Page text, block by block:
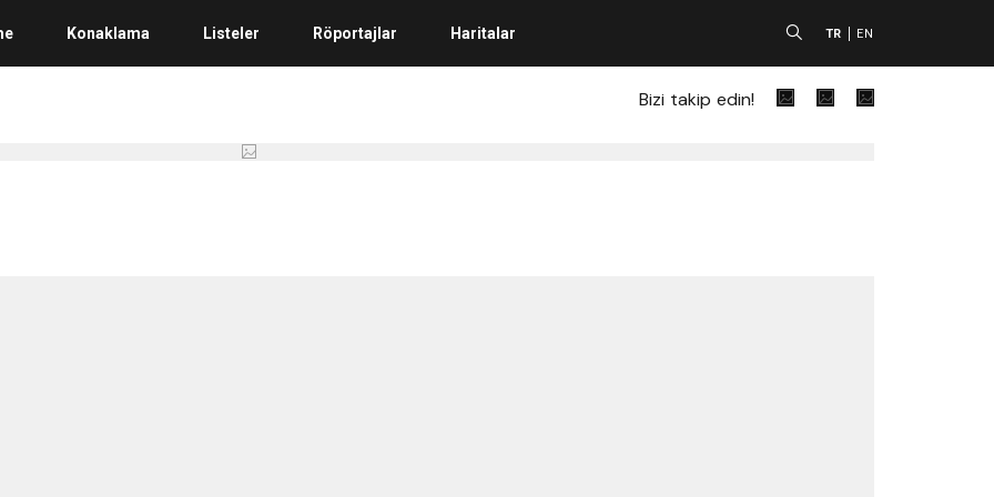
Konaklama Listeler Röportajlar Haritalar A TR EN
Bizi takip edin!